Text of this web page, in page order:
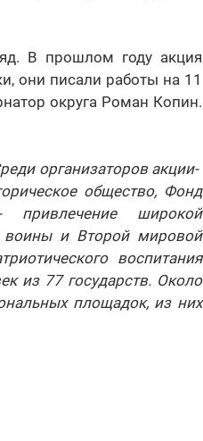
В прошлом году акция
они писали работы на 11
округа Роман Копин.
организаторов акции-
общество, Фонд
привлечение широкой
воины и Второй мировой
воспитания
из 77 государств. Около
площадок, из них